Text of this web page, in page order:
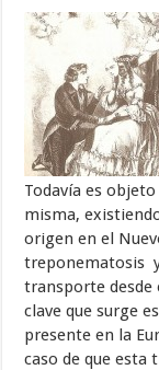
Todavía es
misma,
origen en el
treponematosis
transporte desde
clave que surge
presente en la
caso de que